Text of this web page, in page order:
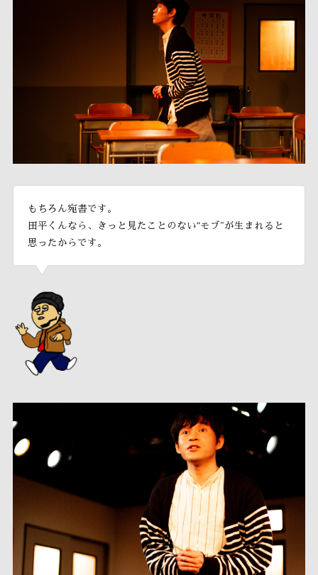
もちろん宛書です。
田平くんなら、きっと見たことのない“モブ”が生まれると
思ったからです。